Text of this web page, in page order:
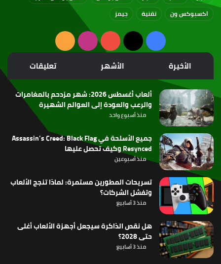
اكسبوكس ون
تقنية جيمز
فيسبوك
‫X
‫YouTubeانستقرامملخص
الموقع
RSS
الأخيرة الأشهر تعليقات
ألعاب أغسطس 2026: شهر مزدحم بالمغامرات
والرعب والعودة إلى العوالم الشهيرة
منذ أسبوع واحد
جميع الأسلحة في Assassin’s Creed: Black Flag
Resynced وكيف تحصل عليها
منذ أسبوعين
تسريحات المطورين مستمرة: لماذا تنجح الألعاب
وتفشل الشركات؟
منذ 3 أسابيع
هل نقص الذاكرة سيجعل أجهزة الألعاب أغلى
حتى 2028؟
منذ 3 أسابيع